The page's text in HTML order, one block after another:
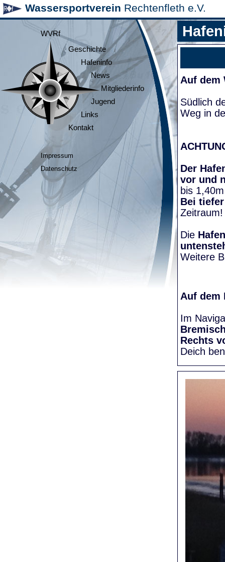
Wassersportverein Rechtenfleth e.V.
WVRf
Geschichte
Hafeninfo
News
Mitgliederinfo
Jugend
Links
Kontakt
Impressum
Datenschutz
Auf dem
Südlich
Weg in
Der
vor und
bis
Bei
Die
Weitere
Auf dem
Im
Rechts
Deich